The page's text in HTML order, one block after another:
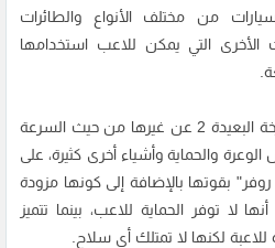
من مختلف الأنواع والطائرات
الأخرى التي يمكن للاعب استخدامها
تتميز كل مركبة داخل لعبة الصرخة البعيدة 2 عن غيرها من حيث السرعة
والحماية وأشياء أخرى كثيرة، على
بقوتها بالإضافة إلى كونها مزودة
لا توفر الحماية للاعب، بينما تتميز
للاعبة لكنها لا تمتلك أي سلاح.